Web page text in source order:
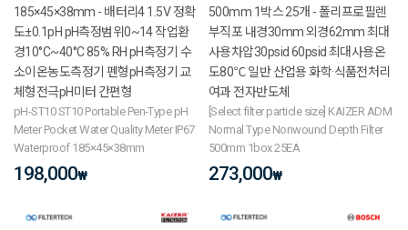
185×45×38mm - 배터리4 1.5V 정확
도±0.1pH pH측정범위0~14 작업환
경10°C~40°C 85% RH pH측정기 수
소이온농도측정기 펜형pH측정기 교
체형전극pH미터 간편형
pH-ST10 ST10 Portable Pen-Type pH
Meter Pocket Water Quality Meter IP67
Waterproof 185×45×38mm
198,000₩
500mm 1박스 25개 - 폴리프로필렌
부직포 내경30mm 외경62mm 최대
사용차압30psid 60psid 최대사용온
도80℃ 일반 산업용 화학·식품전처리
여과 전자반도체
[Select filter particle size] KAIZER ADM
Normal Type Nonwound Depth Filter
500mm 1box 25EA
273,000₩